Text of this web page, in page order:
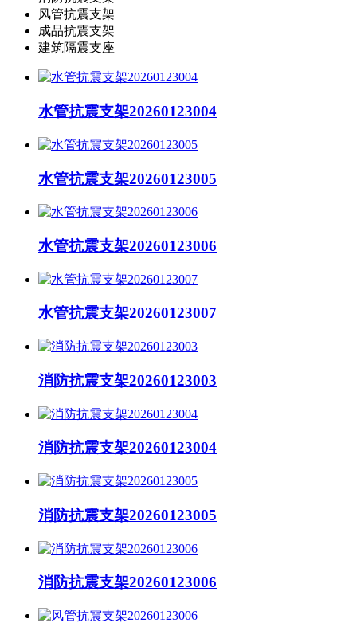
风管抗震支架
成品抗震支架
建筑隔震支座
水管抗震支架20260123004
水管抗震支架20260123005
水管抗震支架20260123006
水管抗震支架20260123007
消防抗震支架20260123003
消防抗震支架20260123004
消防抗震支架20260123005
消防抗震支架20260123006